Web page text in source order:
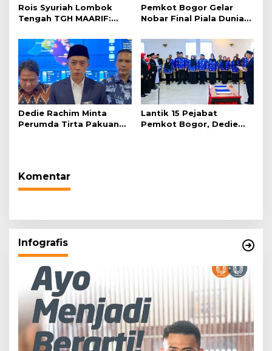
Rois Syuriah Lombok
Tengah TGH MAARIF:
Abad Kedua NU”
Pemkot Bogor Gelar
Nobar Final Piala Dunia
Dedie Rachim Minta
Perumda Tirta Pakuan
Lantik 15 Pejabat
Pemkot Bogor, Dedie
Komentar
Infografis